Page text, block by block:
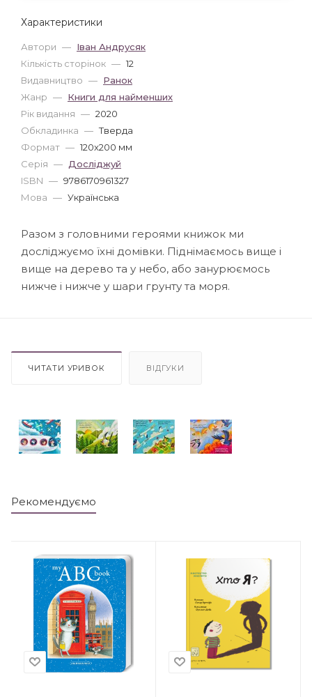
Характеристики
Автори — Іван Андрусяк
Кількість сторінок — 12
Видавництво — Ранок
Жанр — Книги для найменших
Рік видання — 2020
Обкладинка — Тверда
Формат — 120x200 мм
Серія — Досліджуй
ISBN — 9786170961327
Мова — Українська
Разом з головними героями книжок ми
досліджуємо їхні домівки. Піднімаємось вище і
вище на дерево та у небо, або занурюємось
нижче і нижче у шари грунту та моря.
ЧИТАТИ УРИВОК ВІДГУКИ
Рекомендуємо